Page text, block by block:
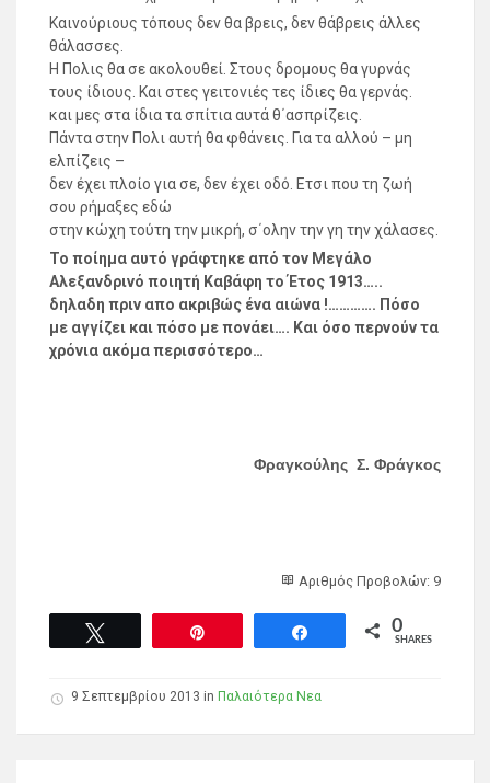
Καινούριους τόπους δεν θα βρεις, δεν θάβρεις άλλες
θάλασσες.
Η Πολις θα σε ακολουθεί. Στους δρομους θα γυρνάς
τους ίδιους. Και στες γειτονιές τες ίδιες θα γερνάς.
και μες στα ίδια τα σπίτια αυτά θ΄ασπρίζεις.
Πάντα στην Πολι αυτή θα φθάνεις. Για τα αλλού – μη
ελπίζεις –
δεν έχει πλοίο για σε, δεν έχει οδό. Ετσι που τη ζωή
σου ρήμαξες εδώ
στην κώχη τούτη την μικρή, σ΄ολην την γη την χάλασες.
Το ποίημα αυτό γράφτηκε από τον Μεγάλο
Αλεξανδρινό ποιητή Καβάφη το Έτος 1913…..
δηλαδη πριν απο ακριβώς ένα αιώνα !…………. Πόσο
με αγγίζει και πόσο με πονάει…. Και όσο περνούν τα
χρόνια ακόμα περισσότερο…
Φραγκούλης Σ. Φράγκος
Αριθμός Προβολών: 9
0
SHARES
9 Σεπτεμβρίου 2013 in Παλαιότερα Νεα